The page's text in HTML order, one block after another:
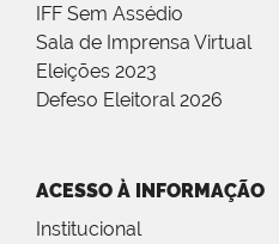
IFF Sem Assédio
Sala de Imprensa Virtual
Eleições 2023
Defeso Eleitoral 2026
ACESSO À INFORMAÇÃO
Institucional